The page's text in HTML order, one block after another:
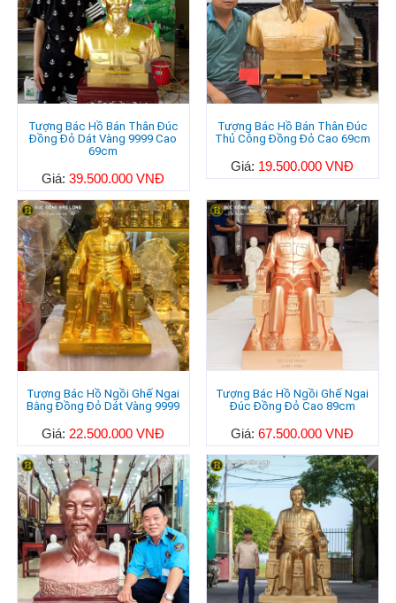
Tượng Bác Hồ Bán Thân Đúc
Đồng Đỏ Dát Vàng 9999 Cao
69cm
Giá:39.500.000 VNĐ
Tượng Bác Hồ Bán Thân Đúc
Thủ Công Đồng Đỏ Cao 69cm
Giá: 19.500.000 VNĐ
Tượng Bác Hồ Ngồi Ghế Ngai
Bằng Đồng Đỏ Dát Vàng 9999
Giá: 22.500.000 VNĐ
Tượng Bác Hồ Ngồi Ghế Ngai
Đúc Đồng Đỏ Cao 89cm
Giá:67.500.000 VNĐ